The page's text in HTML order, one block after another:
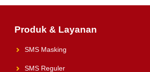
Produk & Layanan
SMS Masking
SMS Reguler